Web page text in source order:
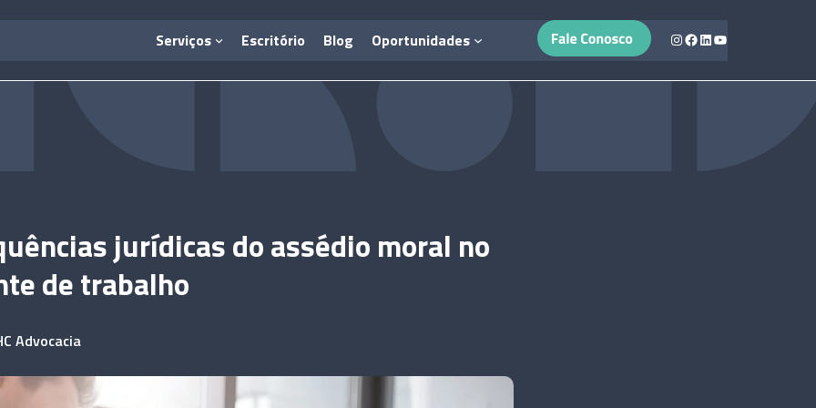
Serviços Escritório Blog Oportunidades Instagram
Facebook
LinkedIn
Youtube
jurídicas do assédio moral no
de trabalho
Advocacia